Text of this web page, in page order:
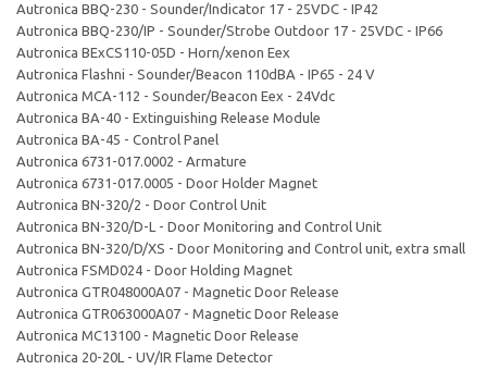
Autronica BBQ-230 - Sounder/Indicator 17 - 25VDC - IP42
Autronica BBQ-230/IP - Sounder/Strobe Outdoor 17 - 25VDC - IP66
Autronica BExCS110-05D - Horn/xenon Eex
Autronica Flashni - Sounder/Beacon 110dBA - IP65 - 24 V
Autronica MCA-112 - Sounder/Beacon Eex - 24Vdc
Autronica BA-40 - Extinguishing Release Module
Autronica BA-45 - Control Panel
Autronica 6731-017.0002 - Armature
Autronica 6731-017.0005 - Door Holder Magnet
Autronica BN-320/2 - Door Control Unit
Autronica BN-320/D-L - Door Monitoring and Control Unit
Autronica BN-320/D/XS - Door Monitoring and Control unit, extra small
Autronica FSMD024 - Door Holding Magnet
Autronica GTR048000A07 - Magnetic Door Release
Autronica GTR063000A07 - Magnetic Door Release
Autronica MC13100 - Magnetic Door Release
Autronica 20-20L - UV/IR Flame Detector